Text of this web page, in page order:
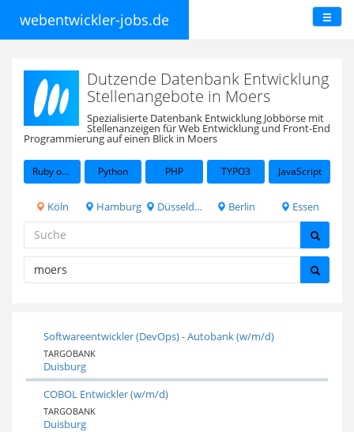
webentwickler-jobs.de
Dutzende Datenbank Entwicklung
Stellenangebote in Moers
Spezialisierte Datenbank Entwicklung Jobbörse mit
Stellenanzeigen für Web Entwicklung und Front-End
Programmierung auf einen Blick in Moers
Ruby on Rails Python PHP TYPO3 JavaScript
Köln Hamburg Düsseldorf Berlin Essen
Softwareentwickler (DevOps) - Autobank (w/m/d)
TARGOBANK
Duisburg
COBOL Entwickler (w/m/d)
TARGOBANK
Duisburg